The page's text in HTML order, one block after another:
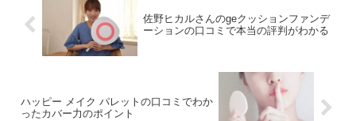
佐野ヒカルさんのgeクッションファンデ
ーションの口コミで本当の評判がわかる
ハッピー メイク パレットの口コミでわか
ったカバー力のポイント